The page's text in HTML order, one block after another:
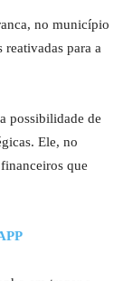
no município
reativadas para a
possibilidade de
Ele, no
que